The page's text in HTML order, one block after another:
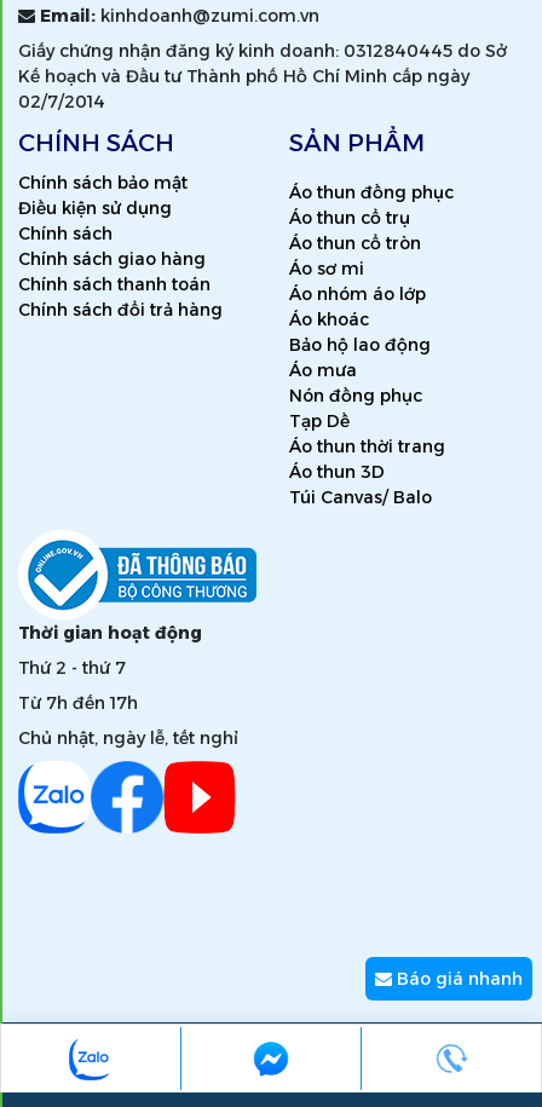
Email: kinhdoanh@zumi.com.vn
Giấy chứng nhận đăng ký kinh doanh: 0312840445 do Sở
Kế hoạch và Đầu tư Thành phố Hồ Chí Minh cấp ngày
02/7/2014
CHÍNH SÁCH
Chính sách bảo mật
Điều kiện sử dụng
Chính sách
Chính sách giao hàng
Chính sách thanh toán
Chính sách đổi trả hàng
SẢN PHẨM
Áo thun đồng phục
Áo thun cổ trụ
Áo thun cổ tròn
Áo sơ mi
Áo nhóm áo lớp
Áo khoác
Bảo hộ lao động
Áo mưa
Nón đồng phục
Tạp Dề
Áo thun thời trang
Áo thun 3D
Túi Canvas/ Balo
Thời gian hoạt động
Thứ 2 - thứ 7
Từ 7h đến 17h
Chủ nhật, ngày lễ, tết nghỉ
Copyright © 2026 zumi.com.vn - Giải pháp nâng tầm giá trị
thương hiệu
Báo giá nhanh